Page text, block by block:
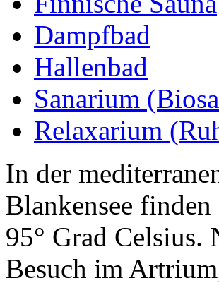
Dampfbad
Hallenbad
Sanarium
Relaxarium
In der
Blankensee
95° Grad Celsius.
Besuch im